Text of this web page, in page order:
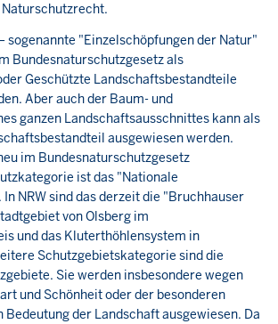
sogenannte "Einzelschöpfungen der Natur"
Bundesnaturschutzgesetz als
Geschützte Landschaftsbestandteile
Aber auch der Baum- und
ganzen Landschaftsausschnittes kann als
ausgewiesen werden.
im Bundesnaturschutzgesetz
ist das "Nationale
NRW sind das derzeit die "Bruchhauser
von Olsberg im
und das Kluterthöhlensystem in
Schutzgebietskategorie sind die
Sie werden insbesondere wegen
und Schönheit oder der besonderen
der Landschaft ausgewiesen. Da